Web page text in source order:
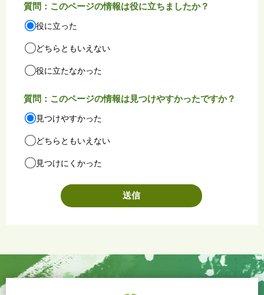
質問：このページの情報は役に立ちましたか？
役に立った
どちらともいえない
役に立たなかった
質問：このページの情報は見つけやすかったですか？
見つけやすかった
どちらともいえない
見つけにくかった